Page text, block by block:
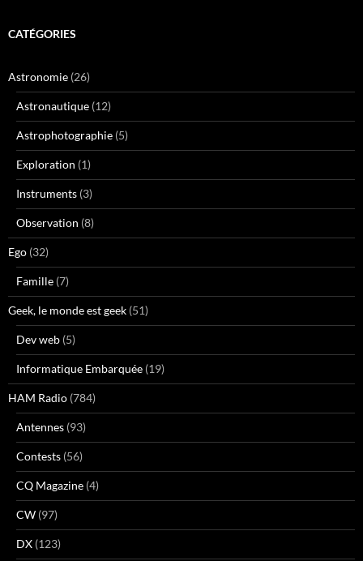
CATÉGORIES
Astronomie (26)
Astronautique (12)
Astrophotographie (5)
Exploration (1)
Instruments (3)
Observation (8)
Ego (32)
Famille (7)
Geek, le monde est geek (51)
Dev web (5)
Informatique Embarquée (19)
HAM Radio (784)
Antennes (93)
Contests (56)
CQ Magazine (4)
CW (97)
DX (123)